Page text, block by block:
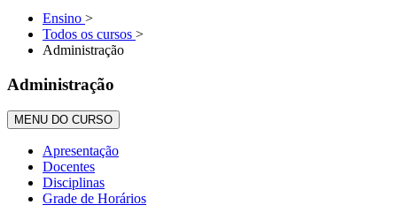
Ensino >
Todos os cursos >
Administração
Administração
MENU DO CURSO
Apresentação
Docentes
Disciplinas
Grade de Horários